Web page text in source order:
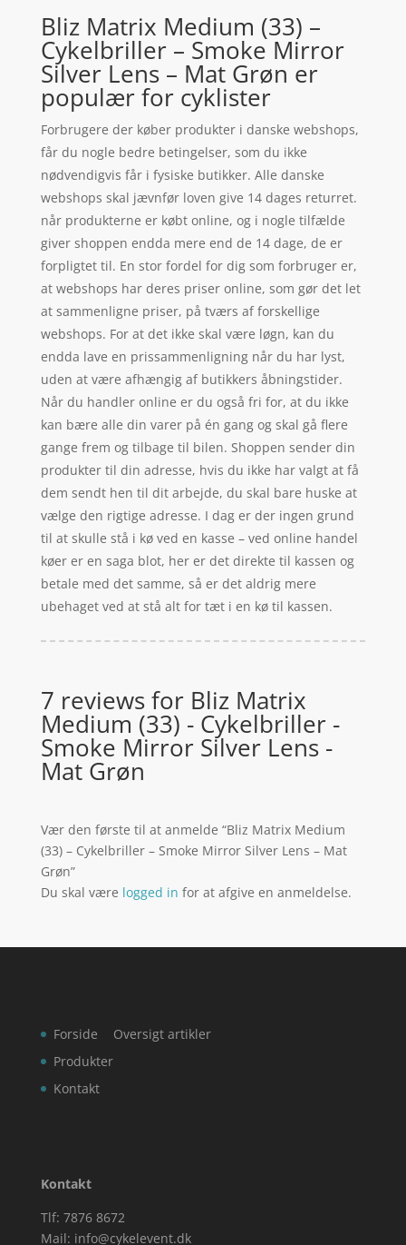
Bliz Matrix Medium (33) –
Cykelbriller – Smoke Mirror
Silver Lens – Mat Grøn er
populær for cyklister
Forbrugere der køber produkter i danske webshops,
får du nogle bedre betingelser, som du ikke
nødvendigvis får i fysiske butikker. Alle danske
webshops skal jævnfør loven give 14 dages returret.
når produkterne er købt online, og i nogle tilfælde
giver shoppen endda mere end de 14 dage, de er
forpligtet til. En stor fordel for dig som forbruger er,
at webshops har deres priser online, som gør det let
at sammenligne priser, på tværs af forskellige
webshops. For at det ikke skal være løgn, kan du
endda lave en prissammenligning når du har lyst,
uden at være afhængig af butikkers åbningstider.
Når du handler online er du også fri for, at du ikke
kan bære alle din varer på én gang og skal gå flere
gange frem og tilbage til bilen. Shoppen sender din
produkter til din adresse, hvis du ikke har valgt at få
dem sendt hen til dit arbejde, du skal bare huske at
vælge den rigtige adresse. I dag er der ingen grund
til at skulle stå i kø ved en kasse – ved online handel
køer er en saga blot, her er det direkte til kassen og
betale med det samme, så er det aldrig mere
ubehaget ved at stå alt for tæt i en kø til kassen.
7 reviews for Bliz Matrix
Medium (33) - Cykelbriller -
Smoke Mirror Silver Lens -
Mat Grøn
Vær den første til at anmelde “Bliz Matrix Medium
(33) – Cykelbriller – Smoke Mirror Silver Lens – Mat
Grøn”
Du skal være logged in for at afgive en anmeldelse.
Forside
Produkter
Kontakt
Oversigt artikler
Kontakt
Tlf: 7876 8672
Mail: info@cykelevent.dk